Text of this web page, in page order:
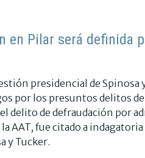
en Pilar será definida
presidencial de Spinosa
por los presuntos delitos
delito de defraudación por
AAT, fue citado a indagatoria
y Tucker.